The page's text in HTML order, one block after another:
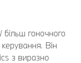
гоночного
Він
з виразно